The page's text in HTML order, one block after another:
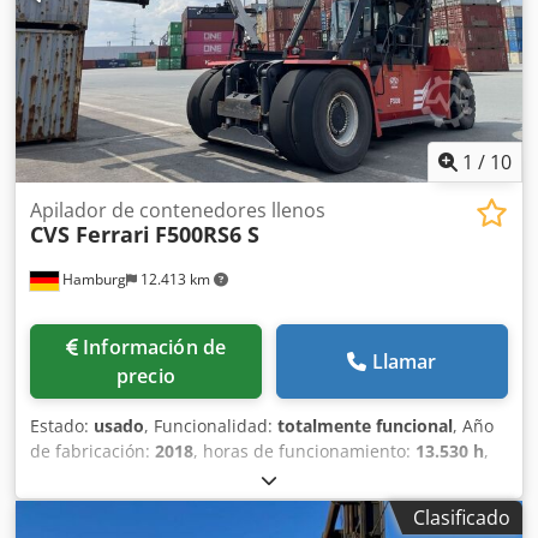
Altura de apilado 6+1 96
1 / 10
Hamburg 12.413 km
Apilador de contenedores llenos
CVS Ferrari F500RS6 S
Información de
precio
Llamar
Estado: usado, Funcionalidad: totalmente funcional, Año
de fabricación: 2018, horas de funcionamiento: 13.530 h,
46.000 kg, altura de elevación:
mm, tipo de combustible:diésel, altura de construcción:
257 kW (349,42 CV), peso en vacío:
Clasificado